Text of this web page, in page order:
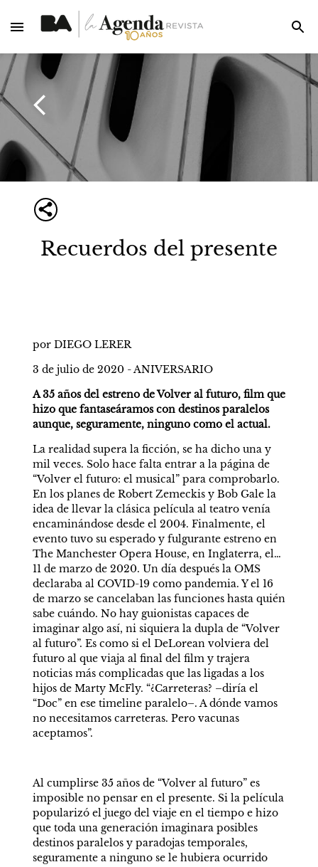
Recuerdos del presente
por DIEGO LERER
3 de julio de 2020 - ANIVERSARIO
A 35 años del estreno de Volver al futuro, film que
hizo que fantaseáramos con destinos paralelos
aunque, seguramente, ninguno como el actual.
La realidad supera la ficción, se ha dicho una y
mil veces. Solo hace falta entrar a la página de
“Volver el futuro: el musical” para comprobarlo.
En los planes de Robert Zemeckis y Bob Gale la
idea de llevar la clásica película al teatro venía
encaminándose desde el 2004. Finalmente, el
evento tuvo su esperado y fulgurante estreno en
The Manchester Opera House, en Inglaterra, el…
11 de marzo de 2020. Un día después la OMS
declaraba al COVID-19 como pandemia. Y el 16
de marzo se cancelaban las funciones hasta quién
sabe cuándo. No hay guionistas capaces de
imaginar algo así, ni siquiera la dupla de “Volver
al futuro”. Es como si el DeLorean volviera del
futuro al que viaja al final del film y trajera
noticias más complicadas que las ligadas a los
hijos de Marty McFly. “¿Carreteras? –diría el
“Doc” en ese timeline paralelo–. A dónde vamos
no necesitamos carreteras. Pero vacunas
aceptamos”.
Al cumplirse 35 años de “Volver al futuro” es
imposible no pensar en el presente. Si la película
popularizó el juego del viaje en el tiempo e hizo
que toda una generación imaginara posibles
destinos paralelos y paradojas temporales,
seguramente a ninguno se le hubiera ocurrido